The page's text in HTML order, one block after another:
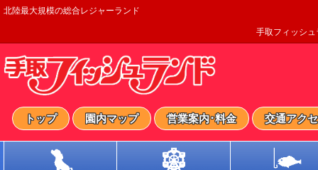
北陸最大規模の総合レジャーランド
手取フィッシュ
トップ 園内マップ 営業案内･料金 交通アク